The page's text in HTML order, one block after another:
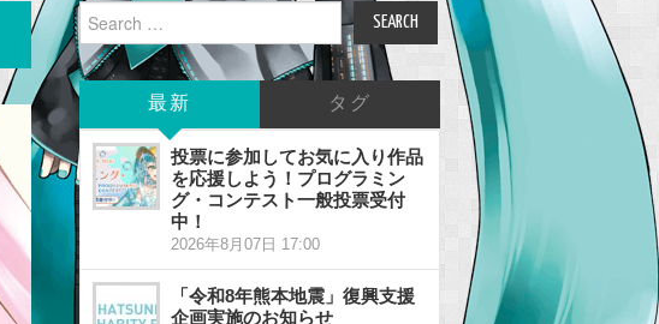
Search
for:
最新 タグ
投票に参加してお気に入り作品
を応援しよう！プログラミン
グ・コンテスト一般投票受付
中！
2026年8月07日 17:00
「令和8年熊本地震」復興支援
企画実施のお知らせ